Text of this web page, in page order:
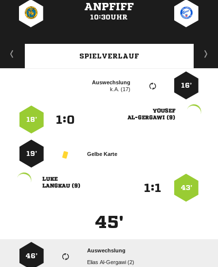
ANPFIFF
10:30UHR
SPIELVERLAUF
16’
Auswechslung
k.A. (17)

 
:
18’
Gelbe Karte
19’
43’
:

 
45'
Auswechslung
  
46’